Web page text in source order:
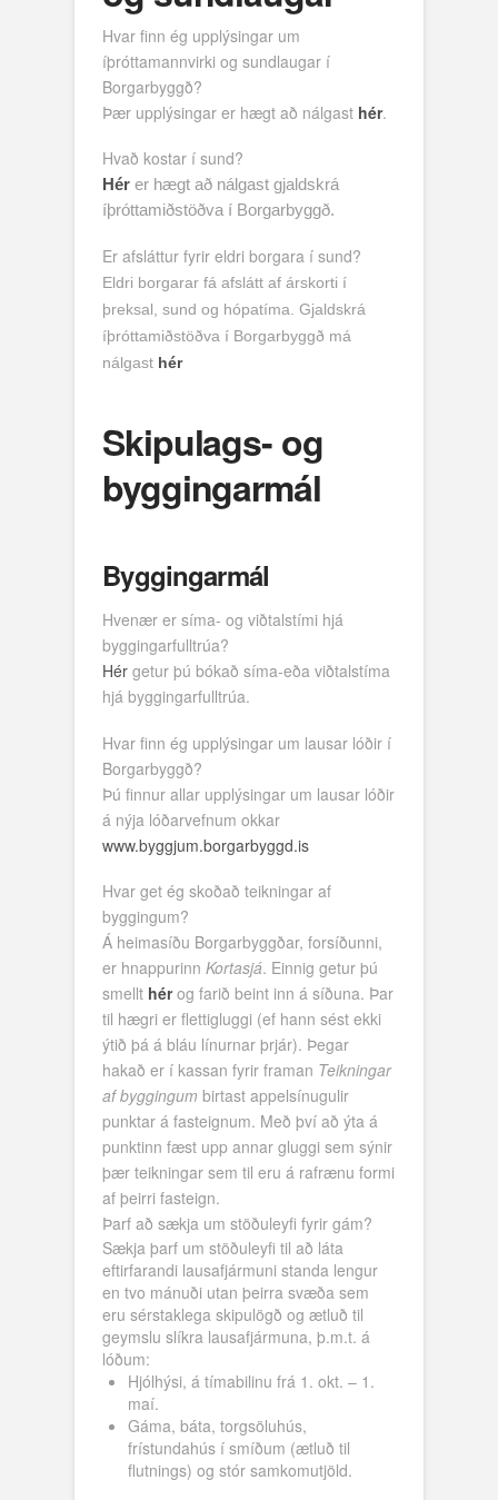
Hvar finn ég upplýsingar um
íþróttamannvirki og sundlaugar í
Borgarbyggð?
Þær upplýsingar er hægt að nálgast hér.
Hvað kostar í sund?
Hér er hægt að nálgast gjaldskrá
íþróttamiðstöðva í Borgarbyggð.
Er afsláttur fyrir eldri borgara í sund?
Eldri borgarar fá afslátt af árskorti í
þreksal, sund og hópatíma. Gjaldskrá
íþróttamiðstöðva í Borgarbyggð má
nálgast hér
Skipulags- og
byggingarmál
Byggingarmál
Hvenær er síma- og viðtalstími hjá
byggingarfulltrúa?
Hér getur þú bókað síma-eða viðtalstíma
hjá byggingarfulltrúa.
Hvar finn ég upplýsingar um lausar lóðir í
Borgarbyggð?
Þú finnur allar upplýsingar um lausar lóðir
á nýja lóðarvefnum okkar
www.byggjum.borgarbyggd.is
Hvar get ég skoðað teikningar af
byggingum?
Á heimasíðu Borgarbyggðar, forsíðunni,
er hnappurinnKortasjá. Einnig getur þú
smellt hérog farið beint inn á síðuna. Þar
til hægri er flettigluggi (ef hann sést ekki
ýtið þá á bláu línurnar þrjár). Þegar
hakað er í kassan fyrir framan Teikningar
af byggingum birtast appelsínugulir
punktar á fasteignum. Með því að ýta á
punktinn fæst upp annar gluggi sem sýnir
þær teikningar sem til eru á rafrænu formi
af þeirri fasteign.
Þarf að sækja um stöðuleyfi fyrir gám?
Sækja þarf um stöðuleyfi til að láta
eftirfarandi lausafjármuni standa lengur
en tvo mánuði utan þeirra svæða sem
eru sérstaklega skipulögð og ætluð til
geymslu slíkra lausafjármuna, þ.m.t. á
lóðum:
Hjólhýsi, á tímabilinu frá 1. okt. – 1.
maí.
Gáma, báta, torgsöluhús,
frístundahús í smíðum (ætluð til
flutnings) og stór samkomutjöld.